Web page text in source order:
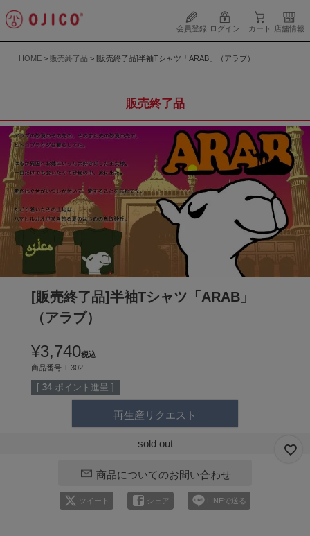
会員登録 ログイン カート 店舗情報
HOME 販売終了品 [販売終了品]半袖Tシャツ「ARAB」（アラブ）
販売終了品
[販売終了品]半袖Tシャツ「ARAB」
（アラブ）
¥3,740税込
商品番号 T-302
[ 34 ポイント進呈 ]
再生産リクエスト
sold out
商品についてのお問い合わせ
ツイート シェア LINEで送る